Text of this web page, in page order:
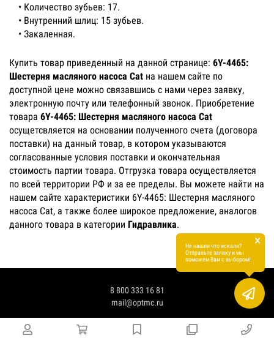
• Количество зубьев: 17.
• Внутренний шлиц: 15 зубьев.
• Закаленная.
Купить товар приведенный на данной странице: 6Y-4465:
Шестерня масляного насоса Cat на нашем сайте по
доступной цене можно связавшись с нами через заявку,
электронную почту или телефонный звонок. Приобретение
товара 6Y-4465: Шестерня масляного насоса Cat
осущетсвляется на основании полученного счета (договора
поставки) на данный товар, в котором указываются
согласованные условия поставки и окончательная
стоимость партии товара. Отгрузка товара осуществляется
по всей территории РФ и за ее пределы. Вы можете найти на
нашем сайте характеристики 6Y-4465: Шестерня масляного
насоса Cat, а также более широкое предложение, аналогов
данного товара в категории Гидравлика.
8 800 333 16 81
mail@optmc.ru
Не нашли что искали?
Отправьте заявку и мы
поможем Вам с выбором!
×